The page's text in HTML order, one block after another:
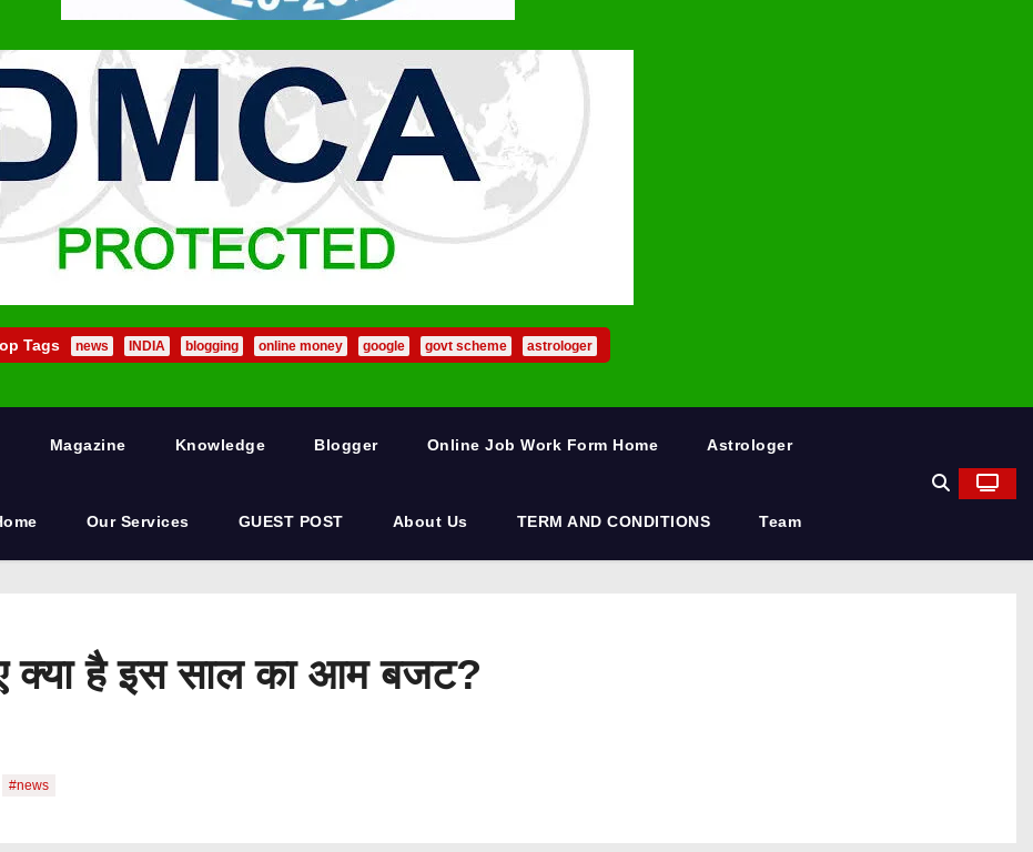
Tags news INDIA blogging online money google govt scheme astrologer
Magazine Knowledge Blogger Online Job Work Form Home Astrologer
Our Services GUEST POST About Us TERM AND CONDITIONS Team
है इस साल का आम बजट?
#news